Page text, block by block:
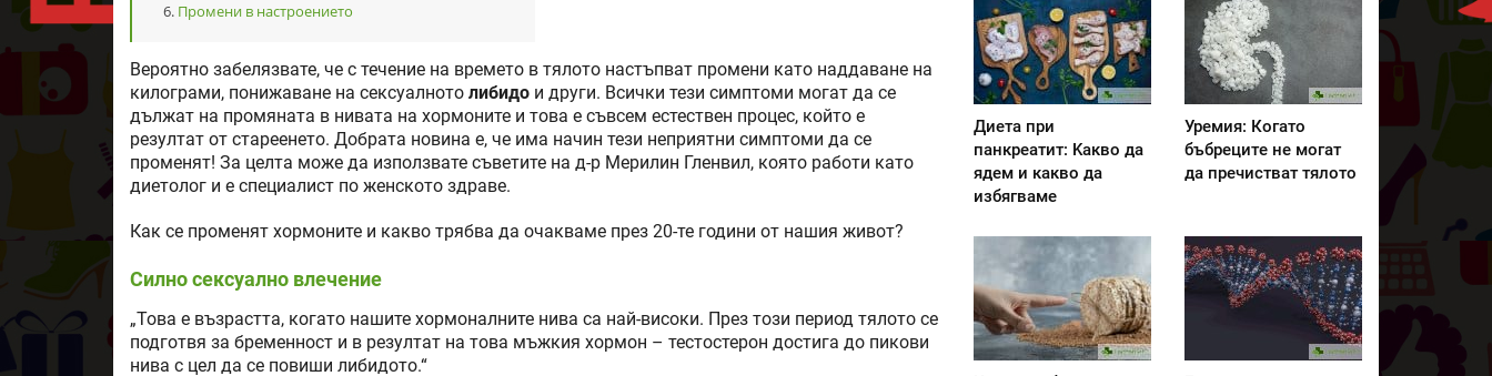
Промени в настроението
Вероятно забелязвате, че с течение на времето в тялото настъпват промени като наддаване на
килограми, понижаване на сексуалното либидо и други. Всички тези симптоми могат да се
дължат на промяната в нивата на хормоните и това е съвсем естествен процес, който е
резултат от стареенето. Добрата новина е, че има начин тези неприятни симптоми да се
променят! За целта може да използвате съветите на д-р Мерилин Гленвил, която работи като
диетолог и е специалист по женското здраве.
Как се променят хормоните и какво трябва да очакваме през 20-те години от нашия живот?
Силно сексуално влечение
„Това е възрастта, когато нашите хормоналните нива са най-високи. През този период тялото се
подготвя за бременност и в резултат на това мъжкия хормон – тестостерон достига до пикови
нива с цел да се повиши либидото.“
Диета при
панкреатит: Kакво да
ядем и какво да
избягваме
Уремия: Когато
бъбреците не могат
да пречистват тялото